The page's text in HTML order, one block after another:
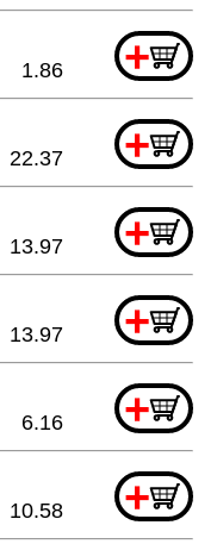
+
1.86
+
22.37
+
13.97
+
13.97
+
6.16
+
10.58